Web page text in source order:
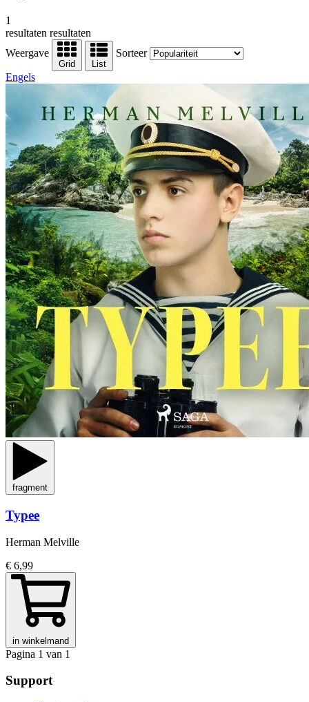
1
resultaten resultaten
Weergave
Grid List
Sorteer
Engels
fragment
Typee
Herman Melville
€ 6,99
in winkelmand
Pagina 1 van 1
Support